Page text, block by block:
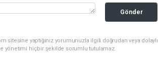
Gönder
sitesine yaptığınız yorumunuzla ilgili doğrudan veya dolaylı
yönetimi hiçbir şekilde sorumlu tutulamaz.